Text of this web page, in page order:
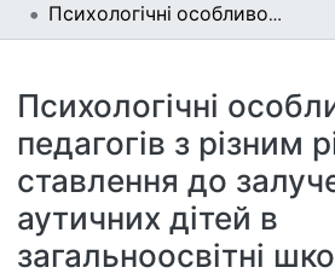
Психологічні особливості педагогів з різним рівнем ставлення до залучення аутичних дітей в загальноосвітні школи
Психологічні
педагогів з різним
ставлення до
аутичних дітей в
загальноосвітні